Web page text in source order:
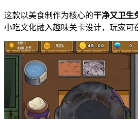
这款以美食制作为核心的干净又卫生
小吃文化融入趣味关卡设计，玩家